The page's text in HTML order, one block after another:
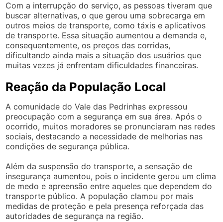
Com a interrupção do serviço, as pessoas tiveram que
buscar alternativas, o que gerou uma sobrecarga em
outros meios de transporte, como táxis e aplicativos
de transporte. Essa situação aumentou a demanda e,
consequentemente, os preços das corridas,
dificultando ainda mais a situação dos usuários que
muitas vezes já enfrentam dificuldades financeiras.
Reação da População Local
A comunidade do Vale das Pedrinhas expressou
preocupação com a segurança em sua área. Após o
ocorrido, muitos moradores se pronunciaram nas redes
sociais, destacando a necessidade de melhorias nas
condições de segurança pública.
Além da suspensão do transporte, a sensação de
insegurança aumentou, pois o incidente gerou um clima
de medo e apreensão entre aqueles que dependem do
transporte público. A população clamou por mais
medidas de proteção e pela presença reforçada das
autoridades de segurança na região.